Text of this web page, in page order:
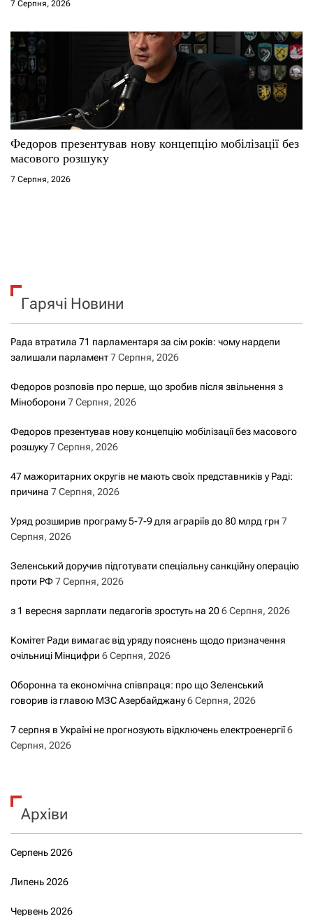
7 Серпня, 2026
Федоров презентував нову концепцію мобілізації без
масового розшуку
7 Серпня, 2026
Гарячі Новини
Рада втратила 71 парламентаря за сім років: чому нардепи
залишали парламент7 Серпня, 2026
Федоров розповів про перше, що зробив після звільнення з
Міноборони 7 Серпня, 2026
Федоров презентував нову концепцію мобілізації без масового
розшуку7 Серпня, 2026
47 мажоритарних округів не мають своїх представників у Раді:
причина 7 Серпня, 2026
Уряд розширив програму 5-7-9 для аграріїв до 80 млрд грн 7
Серпня, 2026
Зеленський доручив підготувати спеціальну санкційну операцію
проти РФ7 Серпня, 2026
з 1 вересня зарплати педагогів зростуть на 206 Серпня, 2026
Комітет Ради вимагає від уряду пояснень щодо призначення
очільниці Мінцифри 6 Серпня, 2026
Оборонна та економічна співпраця: про що Зеленський
говорив із главою МЗС Азербайджану6 Серпня, 2026
7 серпня в Україні не прогнозують відключень електроенергії6
Серпня, 2026
Архіви
Серпень 2026
Липень 2026
Червень 2026